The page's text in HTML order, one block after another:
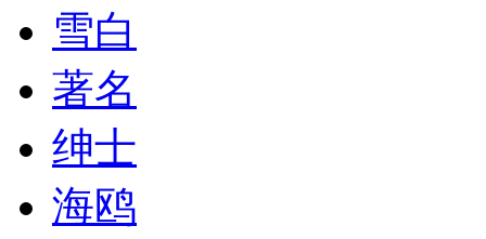
雪白
著名
绅士
海鸥